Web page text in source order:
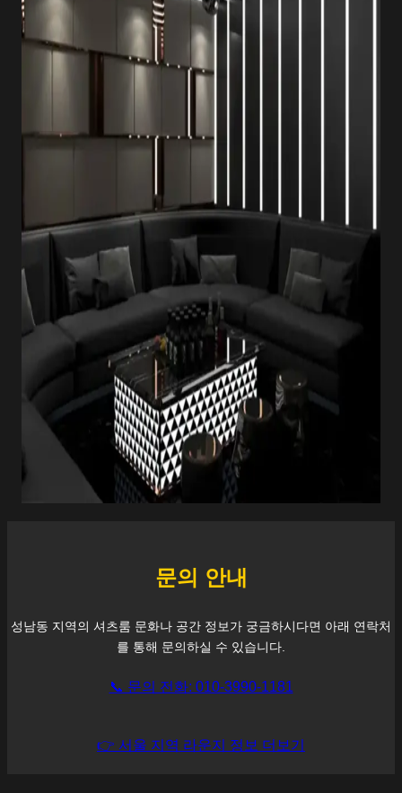
문의 안내
성남동 지역의 셔츠룸 문화나 공간 정보가 궁금하시다면 아래 연락처
를 통해 문의하실 수 있습니다.
📞 문의 전화: 010-3990-1181
👉 서울 지역 라운지 정보 더보기